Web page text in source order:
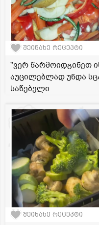
შეინახე რეცეპტი
"ვერ წარმოიდგინეთ
აუცილებლად უნდა
საწებელი
შეინახე რეცეპტი